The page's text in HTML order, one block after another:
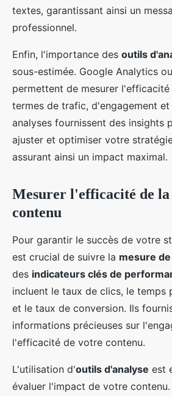
textes, garantissant ainsi un
professionnel.
Enfin, l'importance des outils
sous-estimée. Google Analytics
permettent de mesurer
termes de trafic, d'engagement
analyses fournissent des insights
ajuster et optimiser votre
assurant ainsi un impact maximal.
Mesurer l'efficacité de la
contenu
Pour garantir le succès de votre
est crucial de suivre la mesure
des indicateurs clés de
incluent le taux de clics, le temps
et le taux de conversion. Ils
informations précieuses sur
l'efficacité de votre contenu.
L'utilisation d'outils d'analyse est
évaluer l'impact de votre